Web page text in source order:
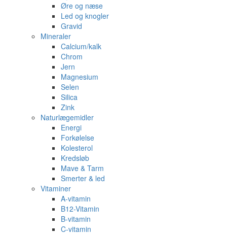
Øre og næse
Led og knogler
Gravid
Mineraler
Calcium/kalk
Chrom
Jern
Magnesium
Selen
Silica
Zink
Naturlægemidler
Energi
Forkølelse
Kolesterol
Kredsløb
Mave & Tarm
Smerter & led
Vitaminer
A-vitamin
B12-Vitamin
B-vitamin
C-vitamin